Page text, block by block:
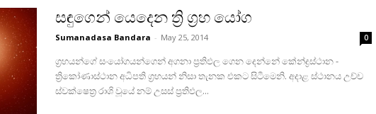
සඳුගෙන් යෙදෙන ත්‍රි ග්‍රහ යෝග
Sumanadasa Bandara - May 25, 2014 0
ග්‍රහයන්ගේ සංයෝගයන්ගෙන් අගනා ප්‍රතිඵල ගෙන දෙන්නේ කේන්ද්‍රස්‌ථාන -
ත්‍රිකෝණාස්‌ථාන අධිපති ග්‍රහයන් නිසා තැනක එකට සිටීමෙනි. අදාළ ස්‌ථානය උච්ච
ස්‌වක්‌ෂෙත්‍ර රාශි වූයේ නම් උසස්‌ ප්‍රතිඵල...